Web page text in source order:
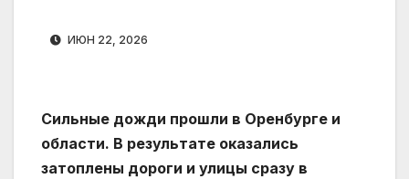
ИЮН 22, 2026
Сильные дожди прошли в Оренбурге и
области. В результате оказались
затоплены дороги и улицы сразу в